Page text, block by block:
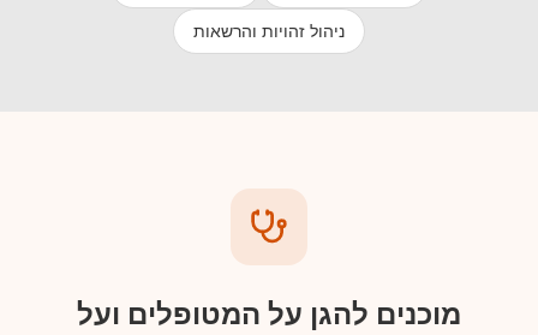
ניהול זהויות והרשאות
מוכנים להגן על המטופלים ועל